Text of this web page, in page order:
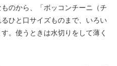
のから、「ボッコンチーニ（チ
ひと口サイズものまで、いろい
。使うときは水切りをして薄く